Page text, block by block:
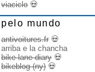
viaciclo 💀
pelo mundo
antivoitures.fr 💀
arriba e la chancha
bike lane diary 💀
bikeblog (ny) 💀